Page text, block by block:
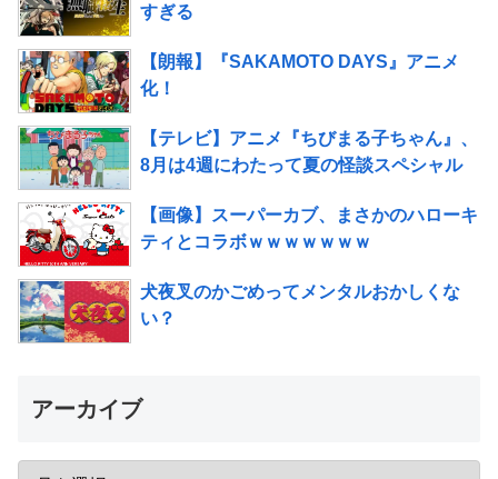
すぎる
【朗報】『SAKAMOTO DAYS』アニメ
化！
【テレビ】アニメ『ちびまる子ちゃん』、
8月は4週にわたって夏の怪談スペシャル
【画像】スーパーカブ、まさかのハローキ
ティとコラボｗｗｗｗｗｗｗ
犬夜叉のかごめってメンタルおかしくな
い？
アーカイブ